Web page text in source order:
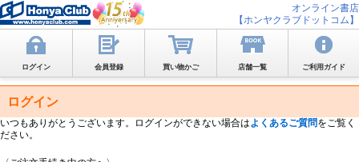
オンライン書店
【ホンヤクラブドットコム】
ログイン 会員登録 買い物かご 店舗一覧 ご利用ガイド
ログイン
いつもありがとうございます。ログインができない場合はよくあるご質問をご覧く
ださい。